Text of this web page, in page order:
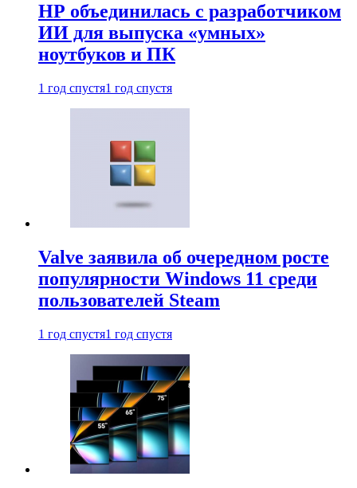
HP объединилась с разработчиком
ИИ для выпуска «умных»
ноутбуков и ПК
1 год спустя1 год спустя
Valve заявила об очередном росте
популярности Windows 11 среди
пользователей Steam
1 год спустя1 год спустя